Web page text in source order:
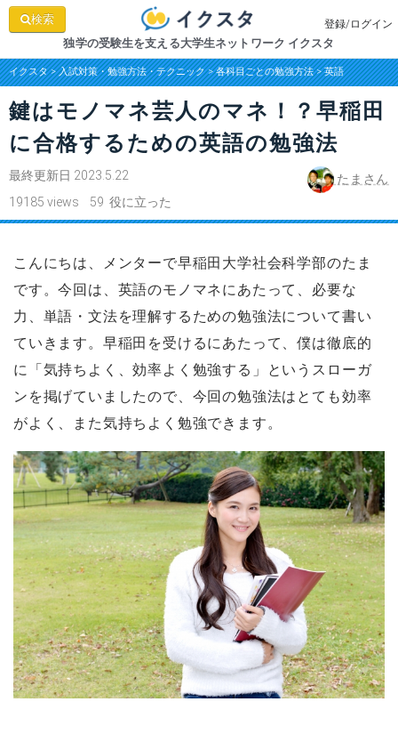
検索 登録/ログイン
独学の受験生を支える大学生ネットワーク イクスタ
イクスタ>入試対策・勉強方法・テクニック>各科目ごとの勉強方法>英語
鍵はモノマネ芸人のマネ！？早稲田
に合格するための英語の勉強法
最終更新日 2023.5.22
たまさん
19185 views 59 役に立った
こんにちは、メンターで早稲田大学社会科学部のたま
です。今回は、英語のモノマネにあたって、必要な
力、単語・文法を理解するための勉強法について書い
ていきます。早稲田を受けるにあたって、僕は徹底的
に「気持ちよく、効率よく勉強する」というスローガ
ンを掲げていましたので、今回の勉強法はとても効率
がよく、また気持ちよく勉強できます。